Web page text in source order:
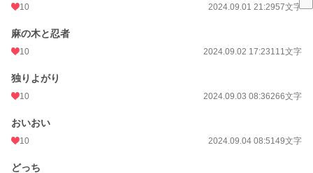
10 2024.09.01 21:2957文字
麻の木と忍者
10 2024.09.02 17:23111文字
独りよがり
10 2024.09.03 08:36266文字
おいおい
10 2024.09.04 08:5149文字
どっち